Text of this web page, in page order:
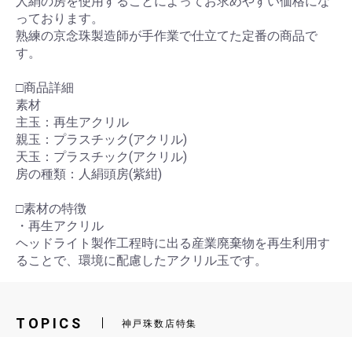
っております。
熟練の京念珠製造師が手作業で仕立てた定番の商品で
す。
□商品詳細
素材
主玉：再生アクリル
親玉：プラスチック(アクリル)
天玉：プラスチック(アクリル)
房の種類：人絹頭房(紫紺)
□素材の特徴
・再生アクリル
ヘッドライト製作工程時に出る産業廃棄物を再生利用す
ることで、環境に配慮したアクリル玉です。
TOPICS 神戸珠数店特集